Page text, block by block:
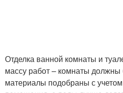
Отделка ванной комнаты и
массу работ – комнаты
материалы подобраны с